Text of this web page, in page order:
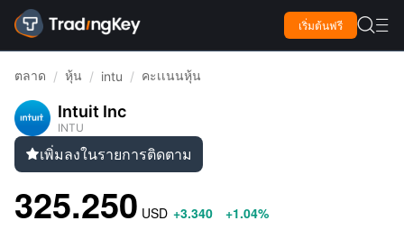
เริ่มต้นฟรี  
ตลาด / หุ้น / intu / คะเเนนหุ้น
Intuit Inc
INTU
เพิ่มลงในรายการติดตาม
325.250 USD +3.340 +1.04%